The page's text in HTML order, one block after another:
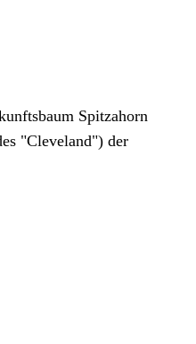
Spitzahorn
"Cleveland") der